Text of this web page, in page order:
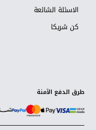
الاسئلة الشائعة
كن شريكاً
طرق الدفع الآمنة